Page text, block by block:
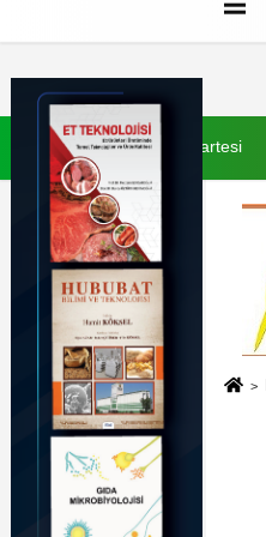
8 Ağustos 2026, Cumartesi